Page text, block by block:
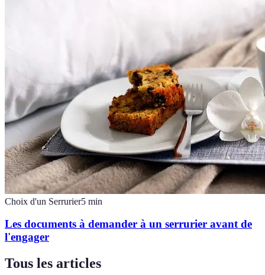
Choix d'un Serrurier5 min
Les documents à demander à un serrurier avant de
l'engager
Tous les articles